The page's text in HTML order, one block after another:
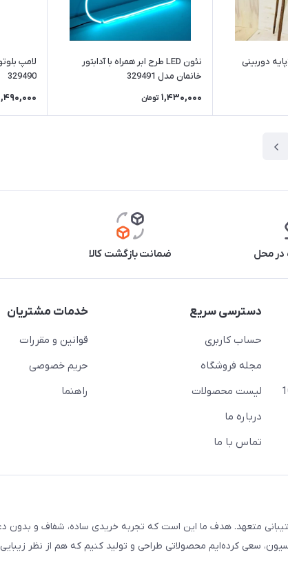
آباژور ایستاده چوبی3پایه دوربینی
نئون LED طرح ابر همراه با آدابتور
خانمان مدل 329491
1,430,000 تومان
لامپ
329490
در محل ضمانت بازگشت کالا
دسترسی سریع
حساب کاربری
مجله فروشگاه
لیست محصولات
درباره ما
تماس با ما
خدمات مشتریان
قوانین و مقررات
حریم خصوصی
راهنما
متعهد. هدف ما این است که تجربه خریدی ساده، شفاف و بدون
سعی کرده‌ایم محصولاتی طراحی و تولید کنیم که هم از نظر